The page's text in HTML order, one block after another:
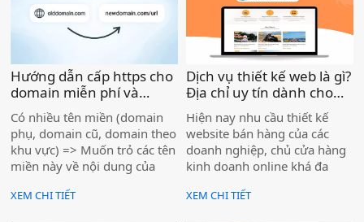
Hướng dẫn cấp https cho
domain miễn phí và
redirect đến 1 url bất kỳ
mà không cần thêm
hosting )
Có nhiều tên miền (domain
phụ, domain cũ, domain theo
khu vực) => Muốn trỏ các tên
miền này về nội dung của
muốn thuê thêm hosting
XEM CHI TIẾT
Dịch vụ thiết kế web là gì?
Địa chỉ uy tín dành cho
bạn )
Hiện nay nhu cầu thiết kế
website bán hàng của các
doanh nghiệp, chủ cửa hàng
kinh doanh online khá đa
một trang web bằng chính
XEM CHI TIẾT